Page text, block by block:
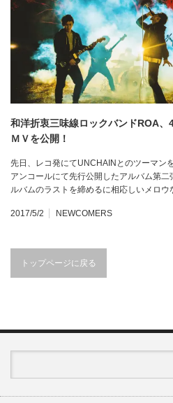
和洋折衷三味線ロックバンドROA
ＭＶを公開！
先日、レコ発にてUNCHAINとのツーマン
アンコールにて先行公開したアルバム第二
ルバムのラストを締めるに相応しいメロ
2017/5/2 NEWCOMERS
トップページに戻る